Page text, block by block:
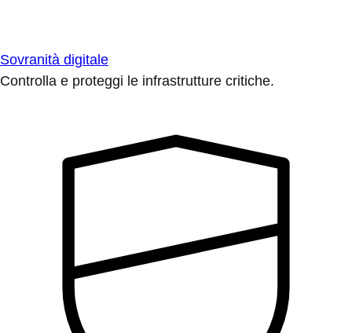
Sovranità digitale
Controlla e proteggi le infrastrutture critiche.